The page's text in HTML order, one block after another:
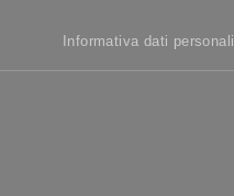
Informativa dati personali